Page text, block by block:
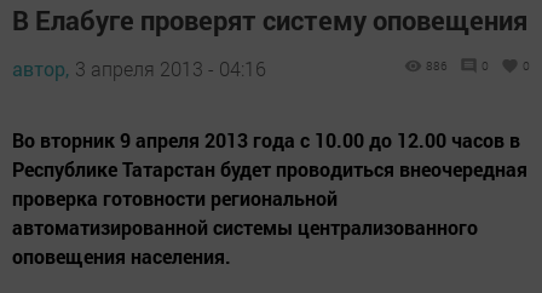
В Елабуге проверят систему оповещения
автор, 3 апреля 2013 - 04:16 886 0 0
Во вторник 9 апреля 2013 года с 10.00 до 12.00 часов в
Республике Татарстан будет проводиться внеочередная
проверка готовности региональной
автоматизированной системы централизованного
оповещения населения.